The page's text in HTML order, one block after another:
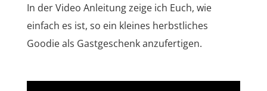
In der Video Anleitung zeige ich Euch, wie
einfach es ist, so ein kleines herbstliches
Goodie als Gastgeschenk anzufertigen.